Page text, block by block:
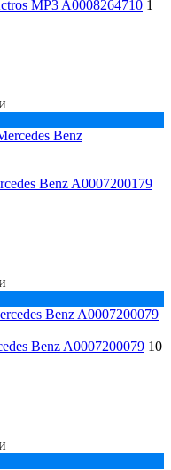
MP3 A0008264710 1
Benz A0007200179
Benz A0007200079 10